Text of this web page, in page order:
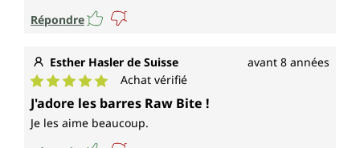
Répondre
Esther Hasler de Suisse avant 8 années
Note moyenne de 5 sur 5 étoiles
Achat vérifié
J'adore les barres Raw Bite !
Je les aime beaucoup.